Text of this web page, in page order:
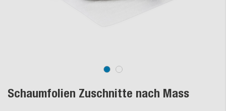
Schaumfolien Zuschnitte nach Mass